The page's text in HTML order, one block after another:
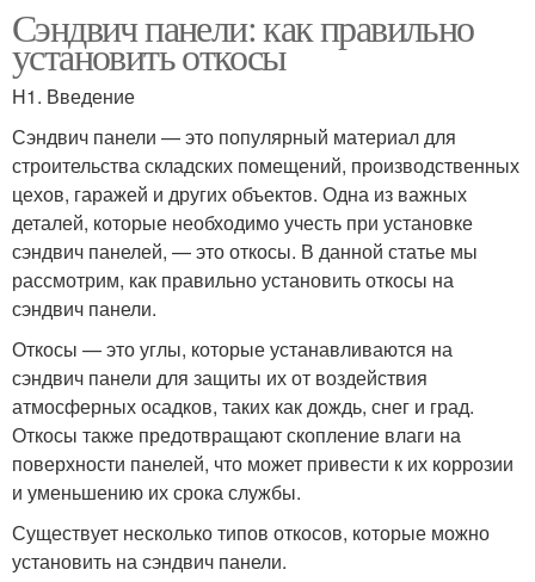
Сэндвич панели: как правильно
установить откосы
H1. Введение
Сэндвич панели — это популярный материал для
строительства складских помещений, производственных
цехов, гаражей и других объектов. Одна из важных
деталей, которые необходимо учесть при установке
сэндвич панелей, — это откосы. В данной статье мы
рассмотрим, как правильно установить откосы на
сэндвич панели.
Откосы — это углы, которые устанавливаются на
сэндвич панели для защиты их от воздействия
атмосферных осадков, таких как дождь, снег и град.
Откосы также предотвращают скопление влаги на
поверхности панелей, что может привести к их коррозии
и уменьшению их срока службы.
Существует несколько типов откосов, которые можно
установить на сэндвич панели.